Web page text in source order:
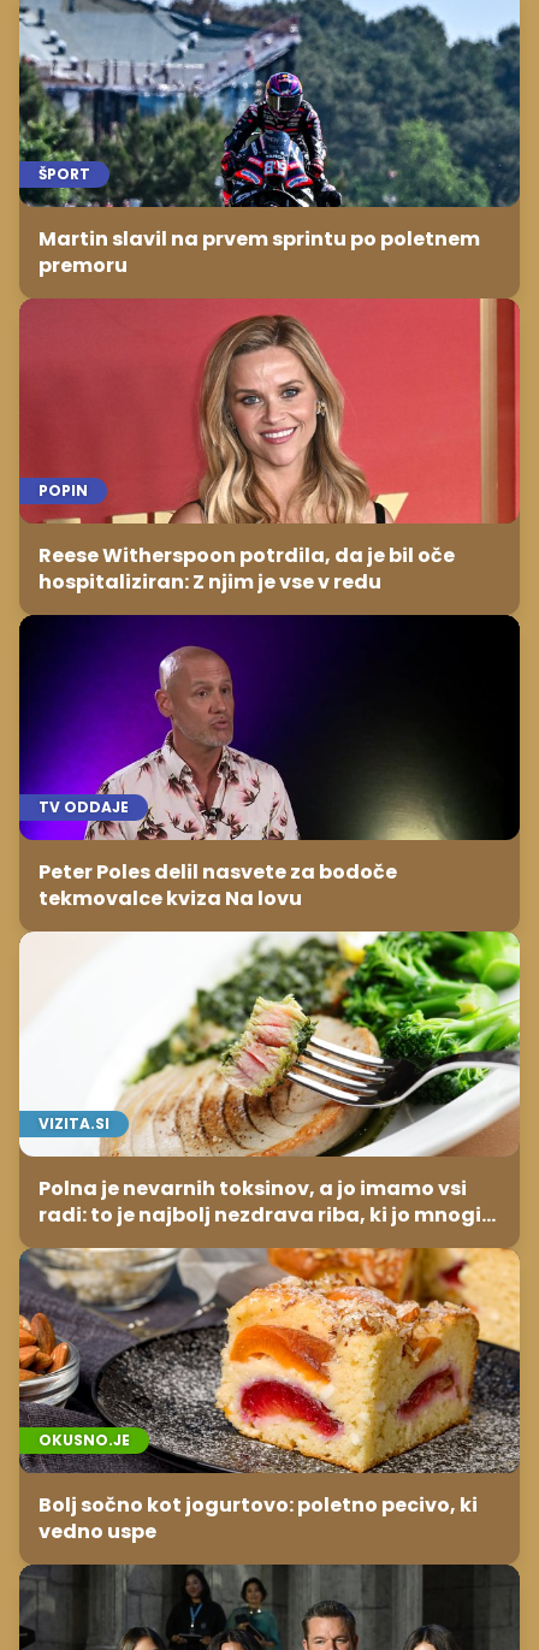
ŠPORT
Martin slavil na prvem sprintu po poletnem
premoru
POPIN
Reese Witherspoon potrdila, da je bil oče
hospitaliziran: Z njim je vse v redu
TV ODDAJE
Peter Poles delil nasvete za bodoče
tekmovalce kviza Na lovu
VIZITA.SI
Polna je nevarnih toksinov, a jo imamo vsi
radi: to je najbolj nezdrava riba, ki jo mnogi
redno uživajo
OKUSNO.JE
Bolj sočno kot jogurtovo: poletno pecivo, ki
vedno uspe